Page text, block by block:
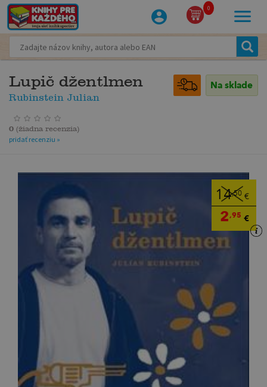
0
Lupič džentlmen
Rubinstein Julian
Na sklade
0 (žiadna recenzia)
pridať recenziu »
14,50 €
2,95 €